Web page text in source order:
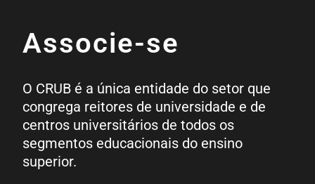
Associe-se
O CRUB é a única entidade do setor que
congrega reitores de universidade e de
centros universitários de todos os
segmentos educacionais do ensino
superior.